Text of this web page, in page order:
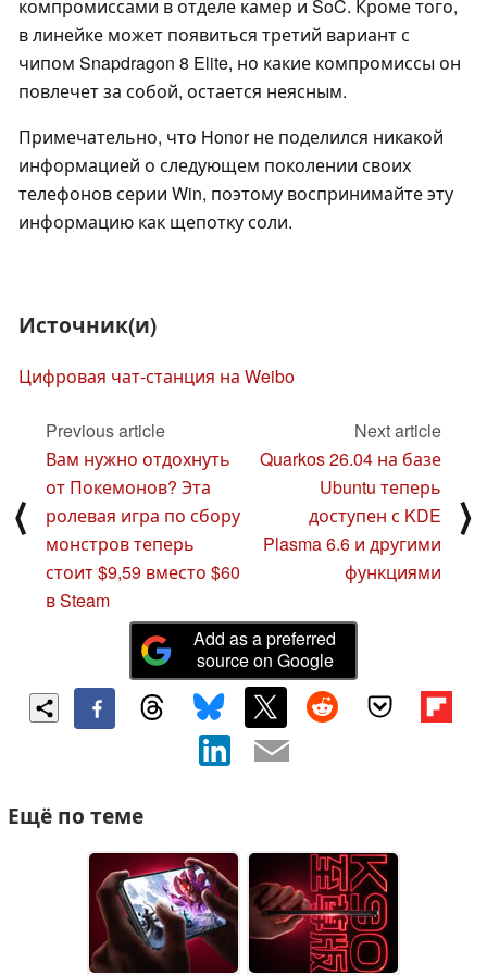
компромиссами в отделе камер и SoC. Кроме того,
в линейке может появиться третий вариант с
чипом Snapdragon 8 Elite, но какие компромиссы он
повлечет за собой, остается неясным.
Примечательно, что Honor не поделился никакой
информацией о следующем поколении своих
телефонов серии Win, поэтому воспринимайте эту
информацию как щепотку соли.
Источник(и)
Цифровая чат-станция на Weibo
⟨
Previous article
Вам нужно отдохнуть
от Покемонов? Эта
ролевая игра по сбору
монстров теперь
стоит $9,59 вместо $60
в Steam
Next article
Quarkos 26.04 на базе
Ubuntu теперь
доступен с KDE
Plasma 6.6 и другими
функциями
⟩
Add as a preferred
source on Google
Ещё по теме